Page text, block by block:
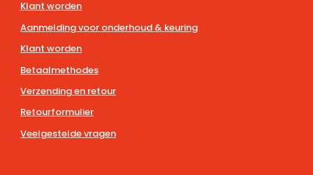
Klant worden
Aanmelding voor onderhoud & keuring
Klant worden
Betaalmethodes
Verzending en retour
Retourformulier
Veelgestelde vragen